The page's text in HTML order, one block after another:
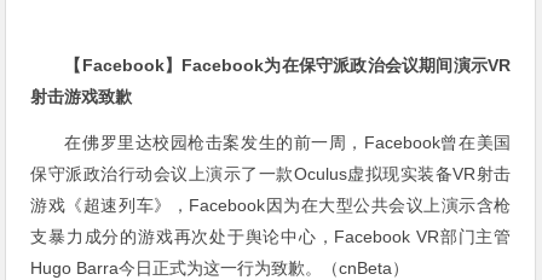
【Facebook】Facebook为在保守派政治会议期间演示VR
射击游戏致歉
在佛罗里达校园枪击案发生的前一周，Facebook曾在美国
保守派政治行动会议上演示了一款Oculus虚拟现实装备VR射击
游戏《超速列车》，Facebook因为在大型公共会议上演示含枪
支暴力成分的游戏再次处于舆论中心，Facebook VR部门主管
Hugo Barra今日正式为这一行为致歉。（cnBeta）